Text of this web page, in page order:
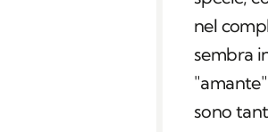
nel
sembra
sono